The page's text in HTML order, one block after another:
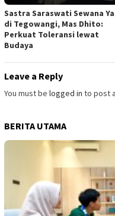
Sastra Saraswati Sewana
di Tegowangi, Mas Dhito:
Perkuat Toleransi lewat
Budaya
Leave a Reply
You must be logged in to post
BERITA UTAMA